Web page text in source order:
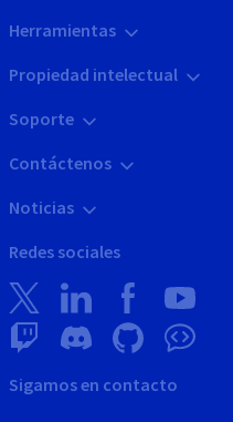
Herramientas
Propiedad intelectual
Soporte
Contáctenos
Noticias
Redes sociales
Sigamos en contacto